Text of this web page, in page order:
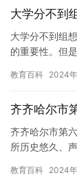
大学分不到
大学分不到组
的重要性。但
但…
教育百科 2024
齐齐哈尔市
齐齐哈尔市第
所历史悠久、
齐哈尔…
教育百科 2024